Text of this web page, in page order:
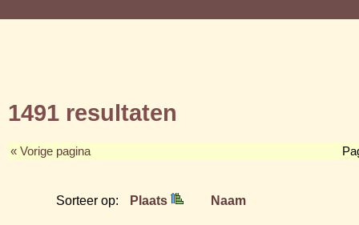
1491 resultaten
« Vorige pagina
Sorteer op: Plaats Naam